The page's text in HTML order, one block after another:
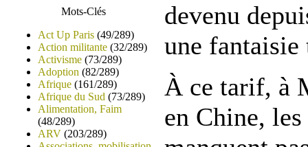
Mots-Clés
Act Up Paris (49/289)
Action militante (32/289)
Activisme (73/289)
Adoption (82/289)
Afrique (161/289)
Afrique du Sud (73/289)
Alimentation, Faim
(48/289)
ARV (203/289)
devenu
une fantaisie
À ce tarif, à
en Chine,